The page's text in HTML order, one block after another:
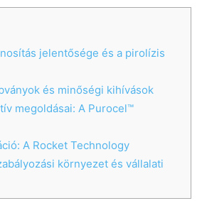
jelentősége és a pirolízis
és minőségi kihívások
megoldásai: A Purocel™
A Rocket Technology
környezet és vállalati